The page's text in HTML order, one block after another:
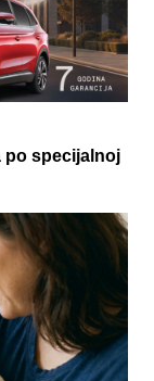
po specijalnoj